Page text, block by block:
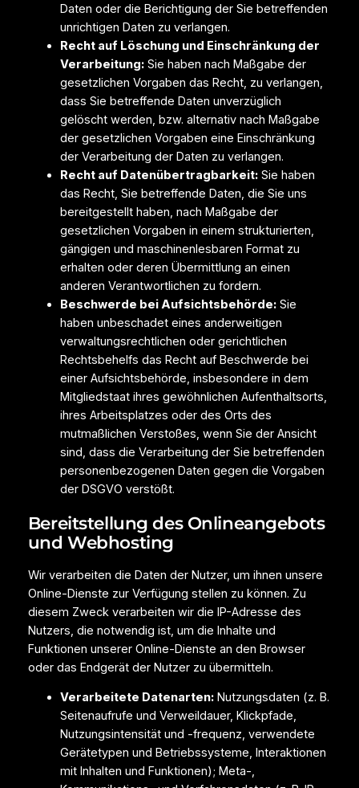
Daten oder die Berichtigung der Sie betreffenden
unrichtigen Daten zu verlangen.
Recht auf Löschung und Einschränkung der
Verarbeitung:Sie haben nach Maßgabe der
gesetzlichen Vorgaben das Recht, zu verlangen,
dass Sie betreffende Daten unverzüglich
gelöscht werden, bzw. alternativ nach Maßgabe
der gesetzlichen Vorgaben eine Einschränkung
der Verarbeitung der Daten zu verlangen.
Recht auf Datenübertragbarkeit:Sie haben
das Recht, Sie betreffende Daten, die Sie uns
bereitgestellt haben, nach Maßgabe der
gesetzlichen Vorgaben in einem strukturierten,
gängigen und maschinenlesbaren Format zu
erhalten oder deren Übermittlung an einen
anderen Verantwortlichen zu fordern.
Beschwerde bei Aufsichtsbehörde:Sie
haben unbeschadet eines anderweitigen
verwaltungsrechtlichen oder gerichtlichen
Rechtsbehelfs das Recht auf Beschwerde bei
einer Aufsichtsbehörde, insbesondere in dem
Mitgliedstaat ihres gewöhnlichen Aufenthaltsorts,
ihres Arbeitsplatzes oder des Orts des
mutmaßlichen Verstoßes, wenn Sie der Ansicht
sind, dass die Verarbeitung der Sie betreffenden
personenbezogenen Daten gegen die Vorgaben
der DSGVO verstößt.
Bereitstellung des Onlineangebots
und Webhosting
Wir verarbeiten die Daten der Nutzer, um ihnen unsere
Online-Dienste zur Verfügung stellen zu können. Zu
diesem Zweck verarbeiten wir die IP-Adresse des
Nutzers, die notwendig ist, um die Inhalte und
Funktionen unserer Online-Dienste an den Browser
oder das Endgerät der Nutzer zu übermitteln.
Verarbeitete Datenarten:Nutzungsdaten (z. B.
Seitenaufrufe und Verweildauer, Klickpfade,
Nutzungsintensität und -frequenz, verwendete
Gerätetypen und Betriebssysteme, Interaktionen
mit Inhalten und Funktionen); Meta-,